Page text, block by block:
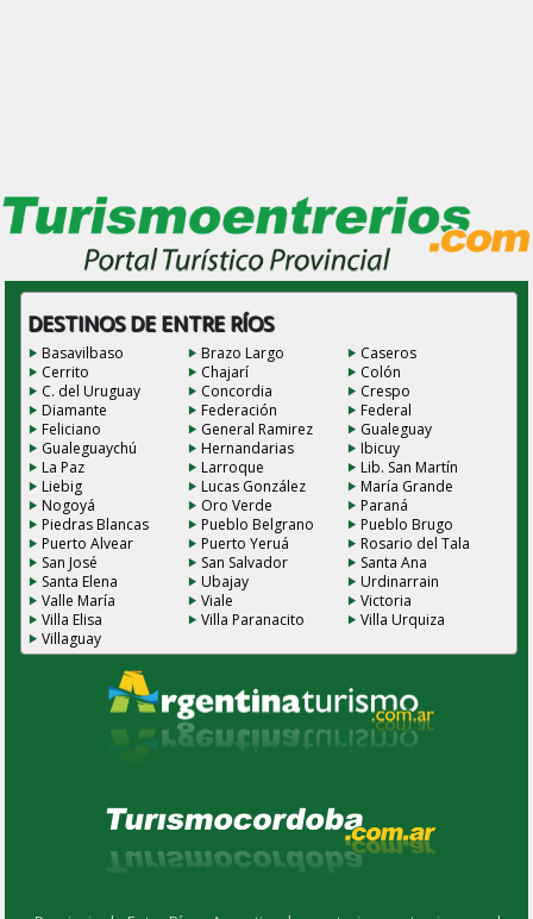
DESTINOS DE ENTRE RÍOS
Basavilbaso Brazo Largo
Caseros
Cerrito
Chajarí
Colón
C. del Uruguay
Concordia
Crespo
Diamante
Federación
Federal
Feliciano
General Ramirez
Gualeguay
Gualeguaychú
Hernandarias
Ibicuy
La Paz
Larroque
Lib. San Martín
Liebig
Lucas González
María Grande
Nogoyá
Oro Verde
Paraná
Piedras Blancas
Pueblo Belgrano
Pueblo Brugo
Puerto Alvear
Puerto Yeruá
Rosario del Tala
San José
San Salvador
Santa Ana
Santa Elena
Ubajay
Urdinarrain
Valle María
Viale
Victoria
Villa Elisa
Villa Paranacito
Villa Urquiza
Villaguay